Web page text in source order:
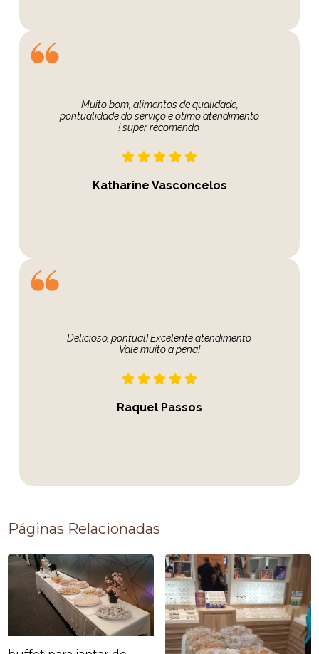
Muito bom, alimentos de qualidade,
pontualidade do serviço e ótimo atendimento
! super recomendo.
Katharine Vasconcelos
Delicioso, pontual! Excelente atendimento.
Vale muito a pena!
Raquel Passos
Páginas Relacionadas